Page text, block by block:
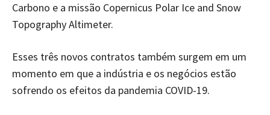
Carbono e a missão Copernicus Polar Ice and Snow
Topography Altimeter.
Esses três novos contratos também surgem em um
momento em que a indústria e os negócios estão
sofrendo os efeitos da pandemia COVID-19.